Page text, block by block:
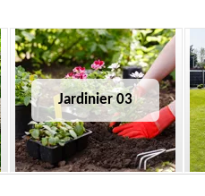
Jardinier 03